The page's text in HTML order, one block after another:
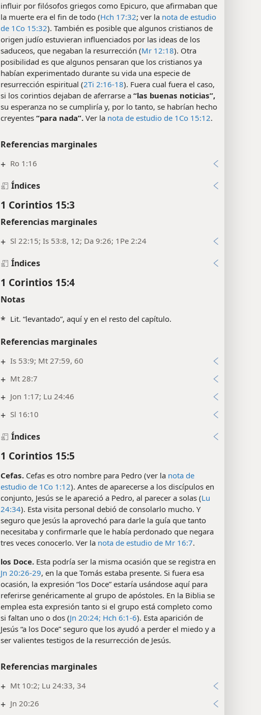
influir por filósofos griegos como Epicuro, que afirmaban que
la muerte era el fin de todo (Hch 17:32; ver la nota de estudio
de 1Co 15:32). También es posible que algunos cristianos de
origen judío estuvieran influenciados por las ideas de los
saduceos, que negaban la resurrección (Mr 12:18). Otra
posibilidad es que algunos pensaran que los cristianos ya
habían experimentado durante su vida una especie de
resurrección espiritual (2Ti 2:16-18). Fuera cual fuera el caso,
si los corintios dejaban de aferrarse a “las buenas noticias”,
su esperanza no se cumpliría y, por lo tanto, se habrían hecho
creyentes “para nada”. Ver la nota de estudio de 1Co 15:12.
Referencias marginales
+ Ro 1:16
Índices
1 Corintios 15:3
Referencias marginales
+ Sl 22:15; Is 53:8, 12; Da 9:26; 1Pe 2:24
Índices
1 Corintios 15:4
Notas
* Lit. “levantado”, aquí y en el resto del capítulo.
Referencias marginales
+ Is 53:9; Mt 27:59, 60
+ Mt 28:7
+ Jon 1:17; Lu 24:46
+ Sl 16:10
Índices
1 Corintios 15:5
Cefas. Cefas es otro nombre para Pedro (ver la nota de
estudio de 1Co 1:12). Antes de aparecerse a los discípulos en
conjunto, Jesús se le apareció a Pedro, al parecer a solas (Lu
24:34). Esta visita personal debió de consolarlo mucho. Y
seguro que Jesús la aprovechó para darle la guía que tanto
necesitaba y confirmarle que le había perdonado que negara
tres veces conocerlo. Ver la nota de estudio de Mr 16:7.
los Doce. Esta podría ser la misma ocasión que se registra en
Jn 20:26-29, en la que Tomás estaba presente. Si fuera esa
ocasión, la expresión “los Doce” estaría usándose aquí para
referirse genéricamente al grupo de apóstoles. En la Biblia se
emplea esta expresión tanto si el grupo está completo como
si faltan uno o dos (Jn 20:24; Hch 6:1-6). Esta aparición de
Jesús “a los Doce” seguro que los ayudó a perder el miedo y a
ser valientes testigos de la resurrección de Jesús.
Referencias marginales
+ Mt 10:2; Lu 24:33, 34
+ Jn 20:26